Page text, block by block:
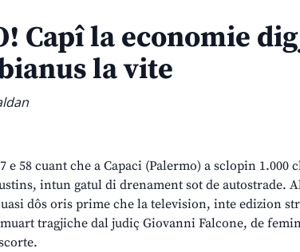
Capî la economie
la vite
e 58 cuant che a Capaci (Palermo) a sclopin
intun gatul di drenament sot de autostrade.
dôs oris prime che la television, inte edizion
tragjiche dal judiç Giovanni Falcone, de